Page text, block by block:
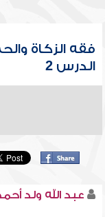
فقه الزكاة
الدرس 2
عبد الله ولد